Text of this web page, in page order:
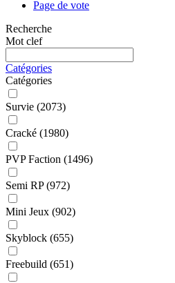
Page de vote
Recherche
Mot clef
Catégories
Catégories
Survie (2073)
Cracké (1980)
PVP Faction (1496)
Semi RP(972)
Mini Jeux (902)
Skyblock (655)
Freebuild (651)